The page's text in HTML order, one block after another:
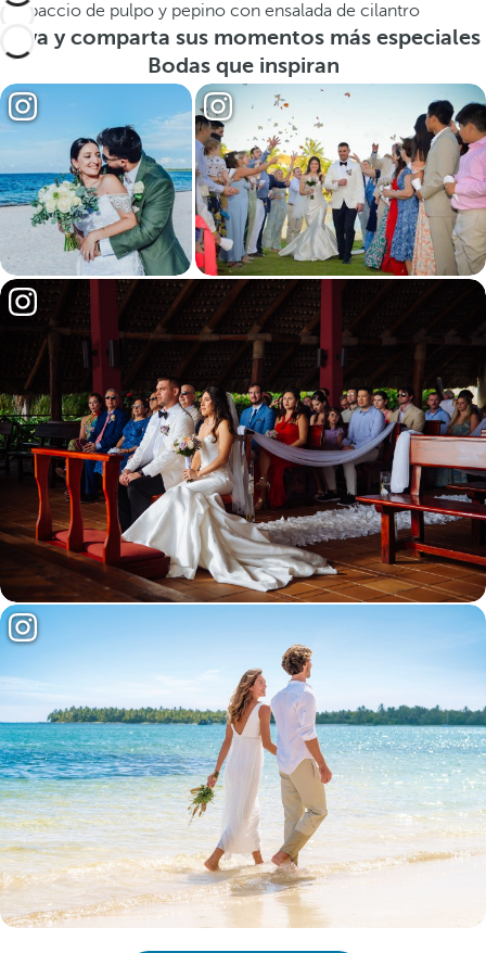
Carpaccio de pulpo y pepino con ensalada de cilantro
Viva y comparta sus momentos más especiales
Bodas que inspiran